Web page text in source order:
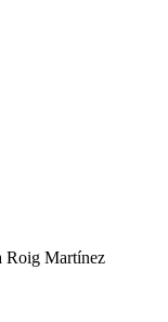
Roig Martínez